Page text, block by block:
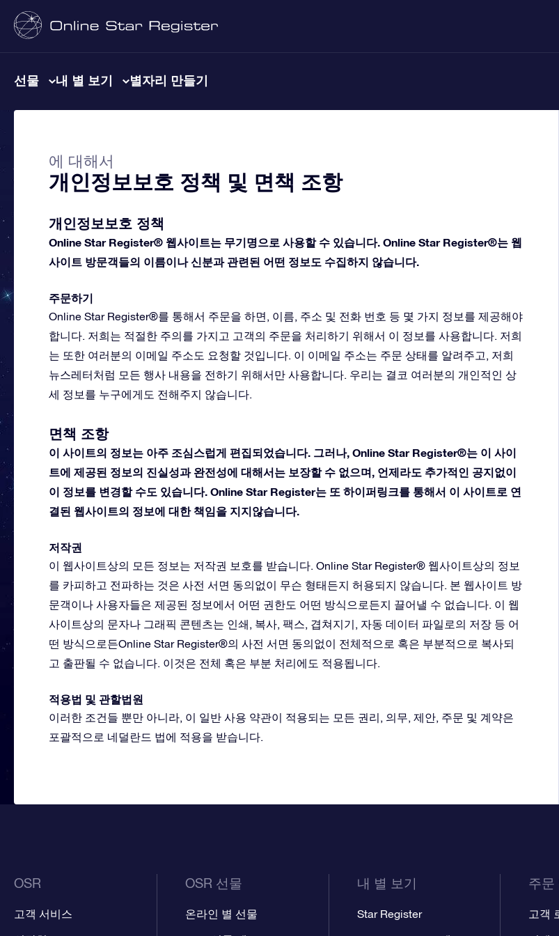
선물 내 별 보기 별자리 만들기
에 대해서
개인정보보호 정책 및 면책 조항
개인정보보호 정책
Online Star Register® 웹사이트는 무기명으로 사용할 수 있습니다. Online Star Register®는 웹
사이트 방문객들의 이름이나 신분과 관련된 어떤 정보도 수집하지 않습니다.
주문하기
Online Star Register®를 통해서 주문을 하면, 이름, 주소 및 전화 번호 등 몇 가지 정보를 제공해야
합니다. 저희는 적절한 주의를 가지고 고객의 주문을 처리하기 위해서 이 정보를 사용합니다. 저희
는 또한 여러분의 이메일 주소도 요청할 것입니다. 이 이메일 주소는 주문 상태를 알려주고, 저희
뉴스레터처럼 모든 행사 내용을 전하기 위해서만 사용합니다. 우리는 결코 여러분의 개인적인 상
세 정보를 누구에게도 전해주지 않습니다.
면책 조항
이 사이트의 정보는 아주 조심스럽게 편집되었습니다. 그러나, Online Star Register®는 이 사이
트에 제공된 정보의 진실성과 완전성에 대해서는 보장할 수 없으며, 언제라도 추가적인 공지없이
이 정보를 변경할 수도 있습니다. Online Star Register는 또 하이퍼링크를 통해서 이 사이트로 연
결된 웹사이트의 정보에 대한 책임을 지지않습니다.
저작권
이 웹사이트상의 모든 정보는 저작권 보호를 받습니다. Online Star Register® 웹사이트상의 정보
를 카피하고 전파하는 것은 사전 서면 동의없이 무슨 형태든지 허용되지 않습니다. 본 웹사이트 방
문객이나 사용자들은 제공된 정보에서 어떤 권한도 어떤 방식으로든지 끌어낼 수 없습니다. 이 웹
사이트상의 문자나 그래픽 콘텐츠는 인쇄, 복사, 팩스, 겹쳐지기, 자동 데이터 파일로의 저장 등 어
떤 방식으로든Online Star Register®의 사전 서면 동의없이 전체적으로 혹은 부분적으로 복사되
고 출판될 수 없습니다. 이것은 전체 혹은 부분 처리에도 적용됩니다.
적용법 및 관할법원
이러한 조건들 뿐만 아니라, 이 일반 사용 약관이 적용되는 모든 권리, 의무, 제안, 주문 및 계약은
포괄적으로 네덜란드 법에 적용을 받습니다.
OSR
고객 서비스
OSR 선물
온라인 별 선물
내 별 보기
Star Register
주문
고객